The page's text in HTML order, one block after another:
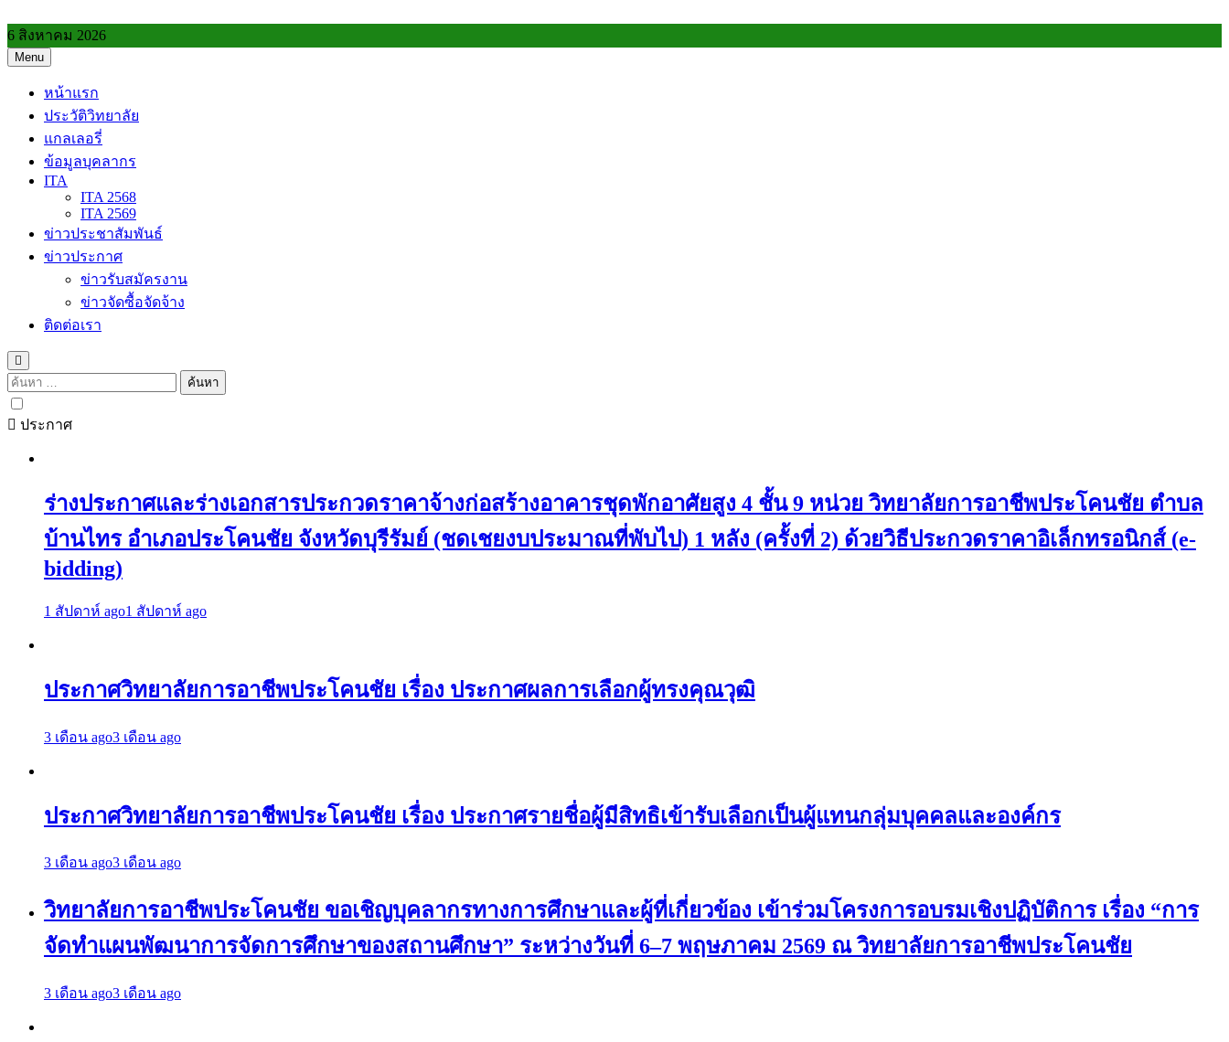
to
content
6 สิงหาคม 2026
Menu
หน้าแรก
ประวัติวิทยาลัย
แกลเลอรี่
ข้อมูลบุคลากร
ITA
ITA 2568
ITA 2569
ข่าวประชาสัมพันธ์
ข่าวประกาศ
ข่าวรับสมัครงาน
ข่าวจัดซื้อจัดจ้าง
ติดต่อเรา
ค้นหา
สำหรับ:
ประกาศ
ร่างประกาศและร่างเอกสารประกวดราคาจ้างก่อสร้างอาคารชุดพักอาศัยสูง 4 ชั้น 9 หน่วย วิทยาลัยการอาชีพประโคนชัย ตำบล
บ้านไทร อำเภอประโคนชัย จังหวัดบุรีรัมย์ (ชดเชยงบประมาณที่พับไป) 1 หลัง (ครั้งที่ 2) ด้วยวิธีประกวดราคาอิเล็กทรอนิกส์ (e-
bidding)
1 สัปดาห์ ago1 สัปดาห์ ago
ประกาศวิทยาลัยการอาชีพประโคนชัย เรื่อง ประกาศผลการเลือกผู้ทรงคุณวุฒิ
3 เดือน ago3 เดือน ago
ประกาศวิทยาลัยการอาชีพประโคนชัย เรื่อง ประกาศรายชื่อผู้มีสิทธิเข้ารับเลือกเป็นผู้แทนกลุ่มบุคคลและองค์กร
3 เดือน ago3 เดือน ago
วิทยาลัยการอาชีพประโคนชัย ขอเชิญบุคลากรทางการศึกษาและผู้ที่เกี่ยวข้อง เข้าร่วมโครงการอบรมเชิงปฏิบัติการ เรื่อง “การ
จัดทำแผนพัฒนาการจัดการศึกษาของสถานศึกษา” ระหว่างวันที่ 6–7 พฤษภาคม 2569 ณ วิทยาลัยการอาชีพประโคนชัย
3 เดือน ago3 เดือน ago